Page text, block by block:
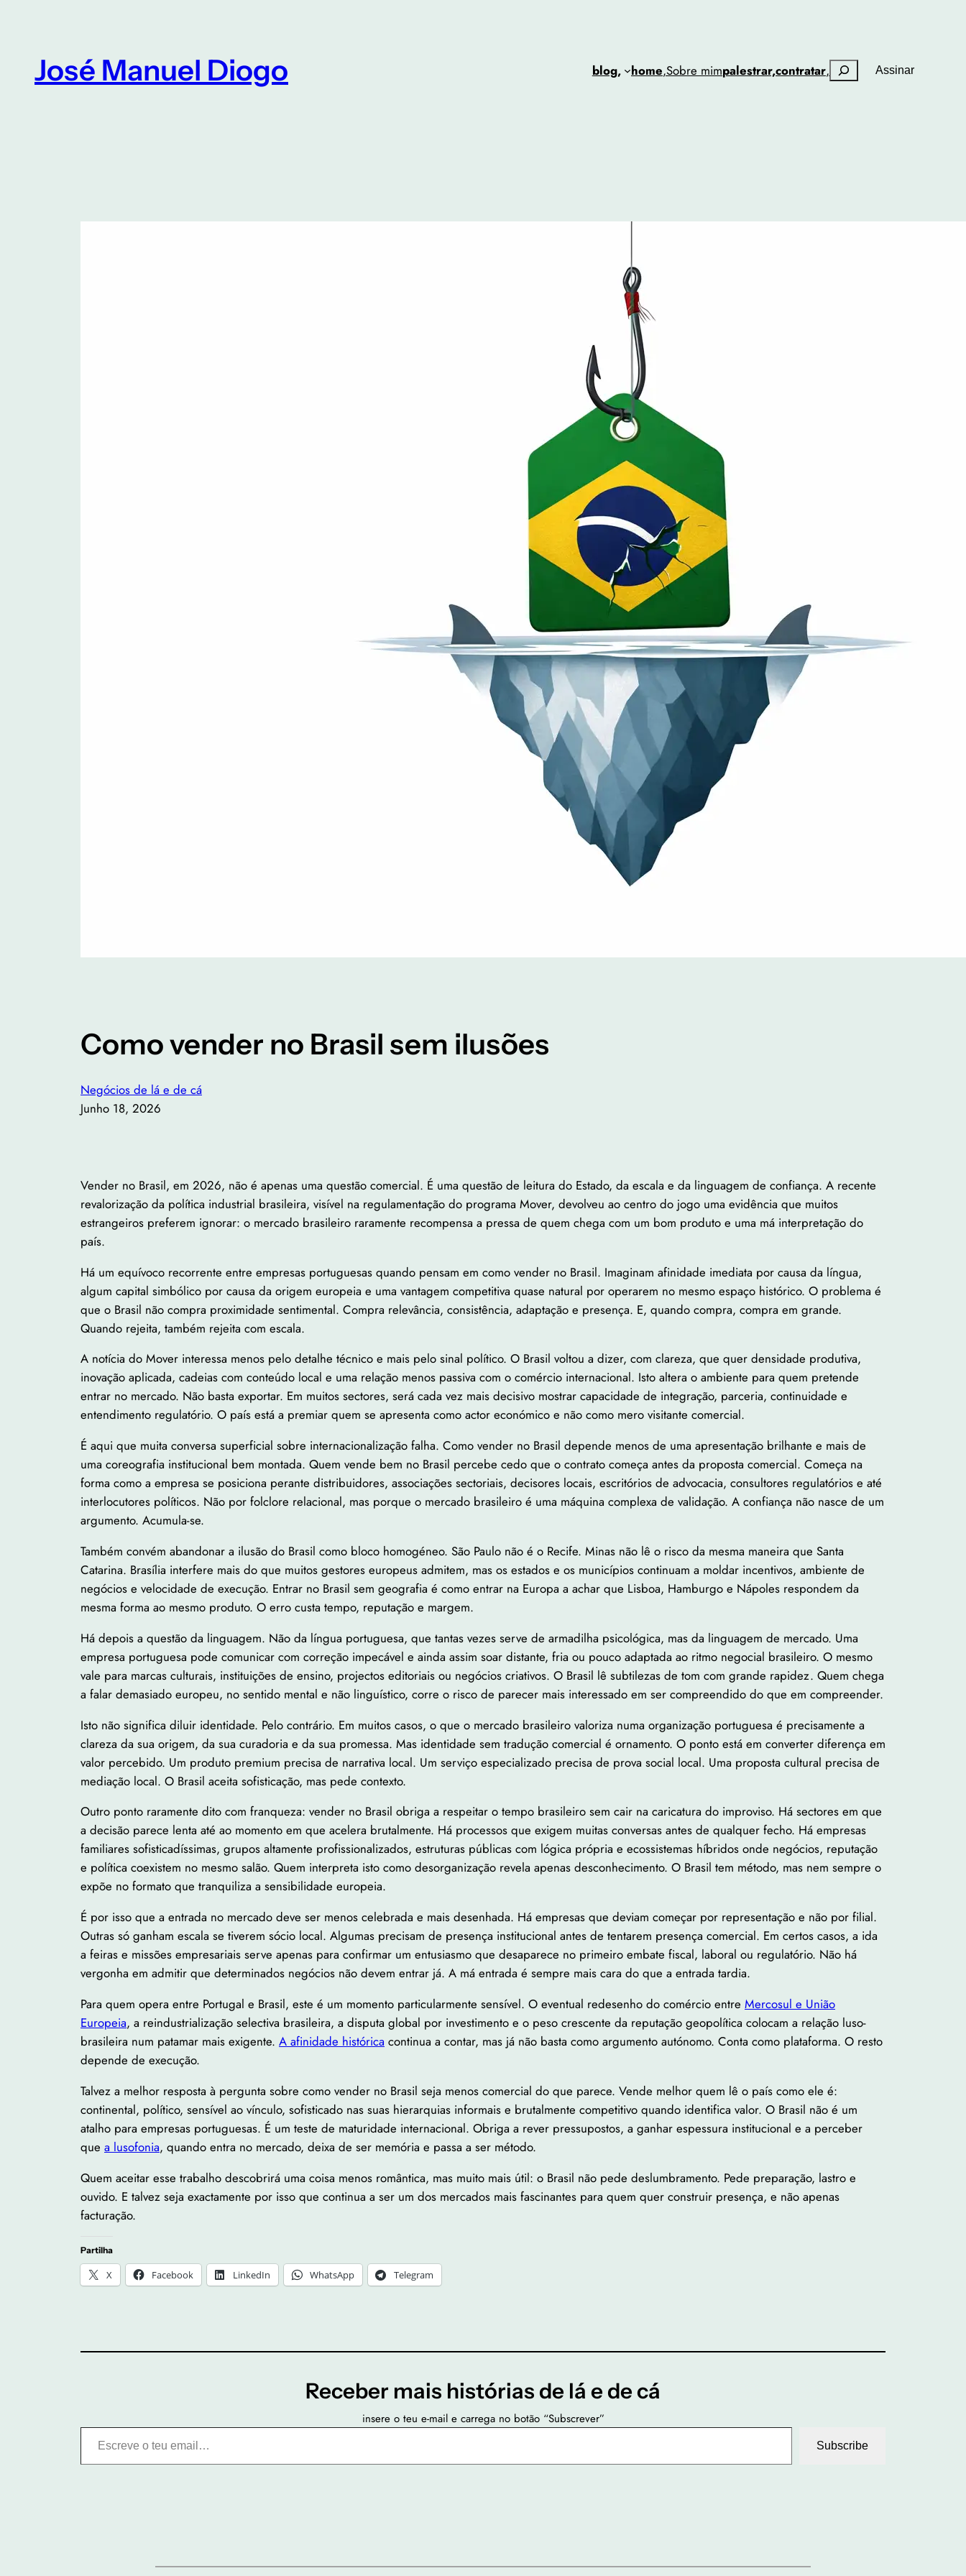
conteúdoJosé Manuel Diogo blog, home,Sobre mimpalestrar,contratar, PesquisarAssinar
Como vender no Brasil sem ilusões
Negócios de lá e de cá
Junho 18, 2026
Vender no Brasil, em 2026, não é apenas uma questão comercial. É uma questão de leitura do Estado, da escala e da linguagem de confiança. A recente
revalorização da política industrial brasileira, visível na regulamentação do programa Mover, devolveu ao centro do jogo uma evidência que muitos
estrangeiros preferem ignorar: o mercado brasileiro raramente recompensa a pressa de quem chega com um bom produto e uma má interpretação do
país.
Há um equívoco recorrente entre empresas portuguesas quando pensam em como vender no Brasil. Imaginam afinidade imediata por causa da língua,
algum capital simbólico por causa da origem europeia e uma vantagem competitiva quase natural por operarem no mesmo espaço histórico. O problema é
que o Brasil não compra proximidade sentimental. Compra relevância, consistência, adaptação e presença. E, quando compra, compra em grande.
Quando rejeita, também rejeita com escala.
A notícia do Mover interessa menos pelo detalhe técnico e mais pelo sinal político. O Brasil voltou a dizer, com clareza, que quer densidade produtiva,
inovação aplicada, cadeias com conteúdo local e uma relação menos passiva com o comércio internacional. Isto altera o ambiente para quem pretende
entrar no mercado. Não basta exportar. Em muitos sectores, será cada vez mais decisivo mostrar capacidade de integração, parceria, continuidade e
entendimento regulatório. O país está a premiar quem se apresenta como actor económico e não como mero visitante comercial.
É aqui que muita conversa superficial sobre internacionalização falha. Como vender no Brasil depende menos de uma apresentação brilhante e mais de
uma coreografia institucional bem montada. Quem vende bem no Brasil percebe cedo que o contrato começa antes da proposta comercial. Começa na
forma como a empresa se posiciona perante distribuidores, associações sectoriais, decisores locais, escritórios de advocacia, consultores regulatórios e até
interlocutores políticos. Não por folclore relacional, mas porque o mercado brasileiro é uma máquina complexa de validação. A confiança não nasce de um
argumento. Acumula-se.
Também convém abandonar a ilusão do Brasil como bloco homogéneo. São Paulo não é o Recife. Minas não lê o risco da mesma maneira que Santa
Catarina. Brasília interfere mais do que muitos gestores europeus admitem, mas os estados e os municípios continuam a moldar incentivos, ambiente de
negócios e velocidade de execução. Entrar no Brasil sem geografia é como entrar na Europa a achar que Lisboa, Hamburgo e Nápoles respondem da
mesma forma ao mesmo produto. O erro custa tempo, reputação e margem.
Há depois a questão da linguagem. Não da língua portuguesa, que tantas vezes serve de armadilha psicológica, mas da linguagem de mercado. Uma
empresa portuguesa pode comunicar com correção impecável e ainda assim soar distante, fria ou pouco adaptada ao ritmo negocial brasileiro. O mesmo
vale para marcas culturais, instituições de ensino, projectos editoriais ou negócios criativos. O Brasil lê subtilezas de tom com grande rapidez. Quem chega
a falar demasiado europeu, no sentido mental e não linguístico, corre o risco de parecer mais interessado em ser compreendido do que em compreender.
Isto não significa diluir identidade. Pelo contrário. Em muitos casos, o que o mercado brasileiro valoriza numa organização portuguesa é precisamente a
clareza da sua origem, da sua curadoria e da sua promessa. Mas identidade sem tradução comercial é ornamento. O ponto está em converter diferença em
valor percebido. Um produto premium precisa de narrativa local. Um serviço especializado precisa de prova social local. Uma proposta cultural precisa de
mediação local. O Brasil aceita sofisticação, mas pede contexto.
Outro ponto raramente dito com franqueza: vender no Brasil obriga a respeitar o tempo brasileiro sem cair na caricatura do improviso. Há sectores em que
a decisão parece lenta até ao momento em que acelera brutalmente. Há processos que exigem muitas conversas antes de qualquer fecho. Há empresas
familiares sofisticadíssimas, grupos altamente profissionalizados, estruturas públicas com lógica própria e ecossistemas híbridos onde negócios, reputação
e política coexistem no mesmo salão. Quem interpreta isto como desorganização revela apenas desconhecimento. O Brasil tem método, mas nem sempre o
expõe no formato que tranquiliza a sensibilidade europeia.
É por isso que a entrada no mercado deve ser menos celebrada e mais desenhada. Há empresas que deviam começar por representação e não por filial.
Outras só ganham escala se tiverem sócio local. Algumas precisam de presença institucional antes de tentarem presença comercial. Em certos casos, a ida
a feiras e missões empresariais serve apenas para confirmar um entusiasmo que desaparece no primeiro embate fiscal, laboral ou regulatório. Não há
vergonha em admitir que determinados negócios não devem entrar já. A má entrada é sempre mais cara do que a entrada tardia.
Para quem opera entre Portugal e Brasil, este é um momento particularmente sensível. O eventual redesenho do comércio entre Mercosul e União
Europeia, a reindustrialização selectiva brasileira, a disputa global por investimento e o peso crescente da reputação geopolítica colocam a relação luso-
brasileira num patamar mais exigente. A afinidade histórica continua a contar, mas já não basta como argumento autónomo. Conta como plataforma. O resto
depende de execução.
Talvez a melhor resposta à pergunta sobre como vender no Brasil seja menos comercial do que parece. Vende melhor quem lê o país como ele é:
continental, político, sensível ao vínculo, sofisticado nas suas hierarquias informais e brutalmente competitivo quando identifica valor. O Brasil não é um
atalho para empresas portuguesas. É um teste de maturidade internacional. Obriga a rever pressupostos, a ganhar espessura institucional e a perceber
que a lusofonia, quando entra no mercado, deixa de ser memória e passa a ser método.
Quem aceitar esse trabalho descobrirá uma coisa menos romântica, mas muito mais útil: o Brasil não pede deslumbramento. Pede preparação, lastro e
ouvido. E talvez seja exactamente por isso que continua a ser um dos mercados mais fascinantes para quem quer construir presença, e não apenas
facturação.
Partilha
X Facebook LinkedIn WhatsApp Telegram
Receber mais histórias de lá e de cá
insere o teu e-mail e carrega no botão “Subscrever”
Escreve o teu email…
Subscribe